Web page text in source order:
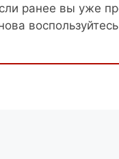
ранее вы уже